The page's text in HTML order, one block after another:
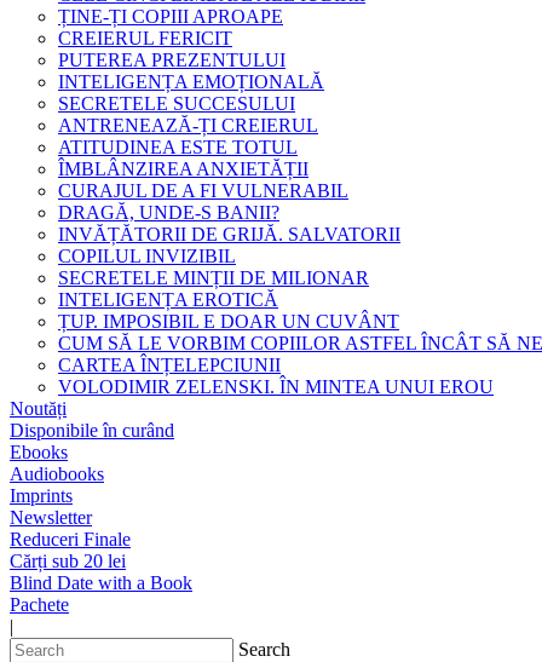
ȚINE-ȚI COPIII APROAPE
CREIERUL FERICIT
PUTEREA PREZENTULUI
INTELIGENȚA EMOȚIONALĂ
SECRETELE SUCCESULUI
ANTRENEAZĂ-ȚI CREIERUL
ATITUDINEA ESTE TOTUL
ÎMBLÂNZIREA ANXIETĂȚII
CURAJUL DE A FI VULNERABIL
DRAGĂ, UNDE-S BANII?
INVĂȚĂTORII DE GRIJĂ. SALVATORII
COPILUL INVIZIBIL
SECRETELE MINȚII DE MILIONAR
INTELIGENȚA EROTICĂ
ȚUP. IMPOSIBIL E DOAR UN CUVÂNT
CUM SĂ LE VORBIM COPIILOR ASTFEL ÎNCÂT SĂ
CARTEA ÎNȚELEPCIUNII
VOLODIMIR ZELENSKI. ÎN MINTEA UNUI EROU
Noutăți
Disponibile în curând
Ebooks
Audiobooks
Imprints
Newsletter
Reduceri Finale
Cărți sub 20 lei
Blind Date with a Book
Pachete
|
Search